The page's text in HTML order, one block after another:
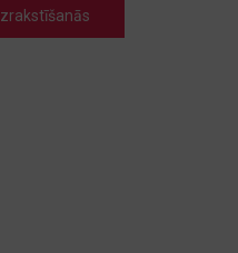
Izrakstīšanās